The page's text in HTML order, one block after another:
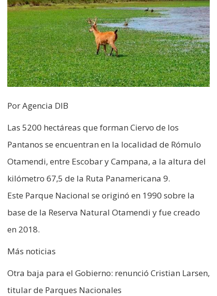
Por Agencia DIB
Las 5200 hectáreas que forman Ciervo de los
Pantanos se encuentran en la localidad de Rómulo
Otamendi, entre Escobar y Campana, a la altura del
kilómetro 67,5 de la Ruta Panamericana 9.
Este Parque Nacional se originó en 1990 sobre la
base de la Reserva Natural Otamendi y fue creado
en 2018.
Más noticias
Otra baja para el Gobierno: renunció Cristian Larsen,
titular de Parques Nacionales